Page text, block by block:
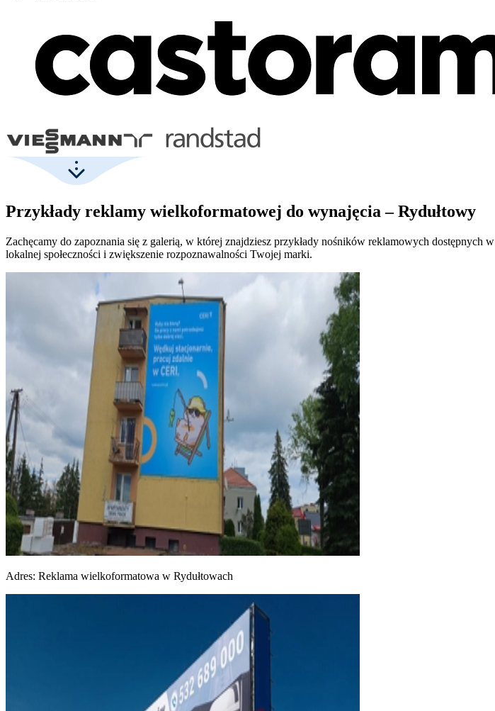
Przykłady reklamy wielkoformatowej do wynajęcia – Rydułtowy
Zachęcamy do zapoznania się z galerią, w której znajdziesz przykłady nośników reklamowych dostępnych w
lokalnej społeczności i zwiększenie rozpoznawalności Twojej marki.
Adres: Reklama wielkoformatowa w Rydułtowach